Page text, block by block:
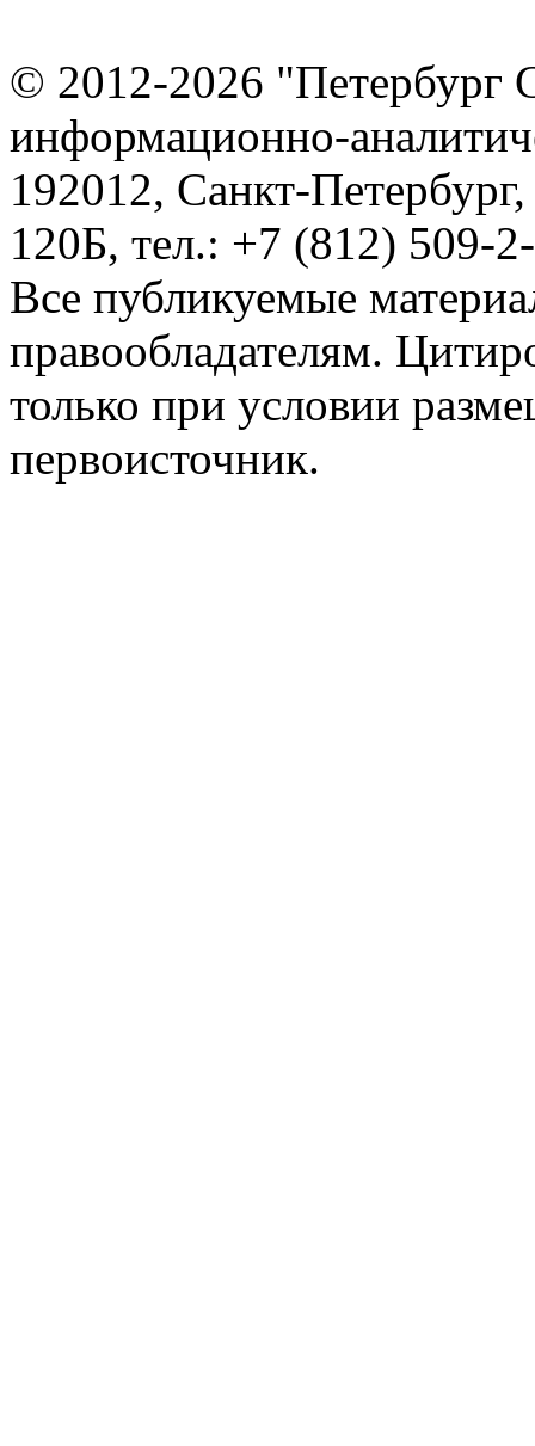
© 2012-2026 "Петербург
информационно-
192012, Санкт-
120Б, тел.: +7 (812) 509-
Все публикуемые
правообладателям.
только при условии
первоисточник.